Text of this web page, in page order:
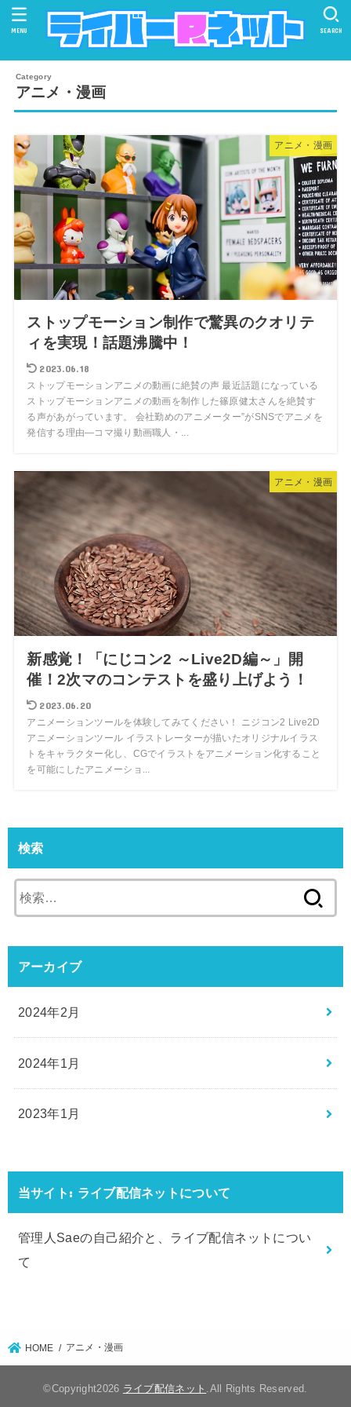
SEARCH
MENU
アニメ・漫画
アニメ・漫画
ストップモーション制作で驚異のクオリテ
ィを実現！話題沸騰中！
2023.06.18
ストップモーションアニメの動画に絶賛の声 最近話題になっている
ストップモーションアニメの動画を制作した篠原健太さんを絶賛す
る声があがっています。 会社勤めのアニメーター”がSNSでアニメを
発信する理由―コマ撮り動画職人・...
アニメ・漫画
新感覚！「にじコン2 ～Live2D編～」開
催！2次マのコンテストを盛り上げよう！
2023.06.20
アニメーションツールを体験してみてください！ ニジコン2 Live2D
アニメーションツール イラストレーターが描いたオリジナルイラス
トをキャラクター化し、CGでイラストをアニメーション化すること
を可能にしたアニメーショ...
検索
索:
アーカイブ
2024年2月
2024年1月
2023年1月
当サイト: ライブ配信ネットについて
管理人Saeの自己紹介と、ライブ配信ネットについ
て
HOME アニメ・漫画
©Copyright2026 ライブ配信ネット .All Rights Reserved.